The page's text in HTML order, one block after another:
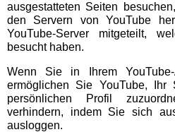
ausgestatteten Seiten
den Servern von YouTube
YouTube-Server mitgeteilt,
besucht haben.
Wenn Sie in Ihrem
ermöglichen Sie YouTube, Ihr
persönlichen Profil
verhindern, indem Sie sich
ausloggen.